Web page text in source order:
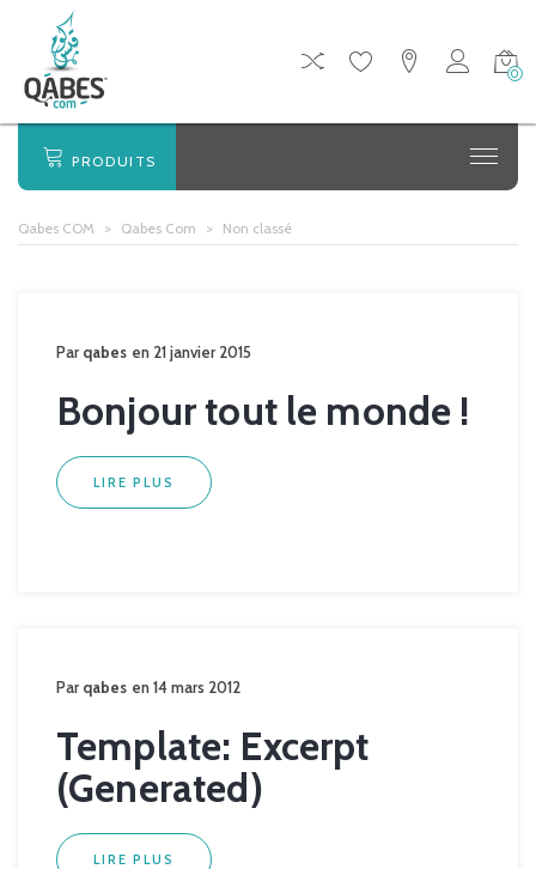
0
PRODUITS
Qabes COM > Qabes Com > Non classé
Par qabes en 21 janvier 2015
Bonjour tout le monde !
LIRE PLUS
Par qabes en 14 mars 2012
Template: Excerpt
(Generated)
LIRE PLUS